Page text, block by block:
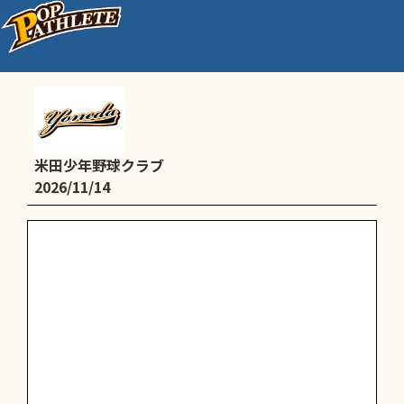
東条学園 学園祭
米田少年野球クラブ
2026/11/14